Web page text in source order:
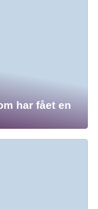
har fået en